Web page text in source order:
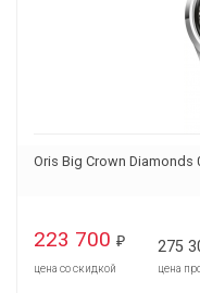
Oris Big Crown Diamonds
223 700 ₽
цена со скидкой
275
цена